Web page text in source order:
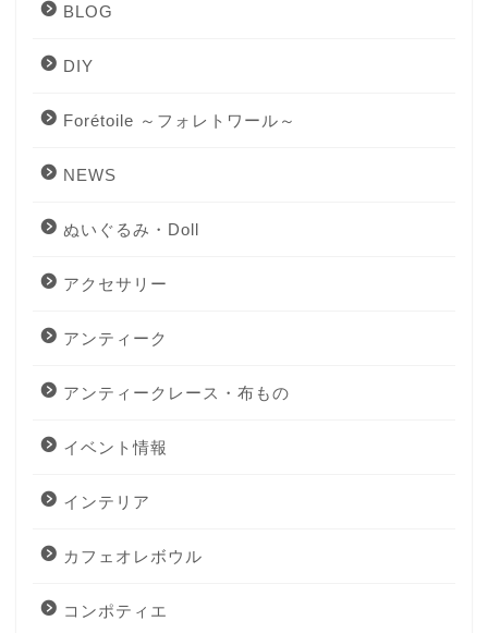
BLOG
DIY
Forétoile ～フォレトワール～
NEWS
ぬいぐるみ・Doll
アクセサリー
アンティーク
アンティークレース・布もの
イベント情報
インテリア
カフェオレボウル
コンポティエ